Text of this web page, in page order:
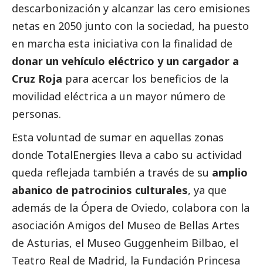
descarbonización y alcanzar las cero emisiones
netas en 2050 junto con la sociedad, ha puesto
en marcha esta iniciativa con la finalidad de
donar un vehículo eléctrico y un cargador a
Cruz Roja para acercar los beneficios de la
movilidad eléctrica a un mayor número de
personas.
Esta voluntad de sumar en aquellas zonas
donde TotalEnergies lleva a cabo su actividad
queda reflejada también a través de su amplio
abanico de patrocinios culturales, ya que
además de la Ópera de Oviedo, colabora con la
asociación Amigos del Museo de Bellas Artes
de Asturias, el Museo Guggenheim Bilbao, el
Teatro Real de Madrid, la Fundación Princesa